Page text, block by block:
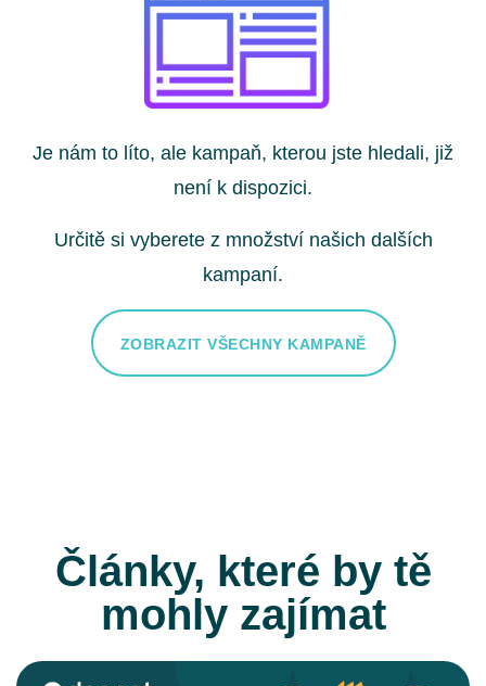
Je nám to líto, ale kampaň, kterou jste hledali, již
není k dispozici.
Určitě si vyberete z množství našich dalších
kampaní.
ZOBRAZIT VŠECHNY KAMPANĚ
Články, které by tě
mohly zajímat